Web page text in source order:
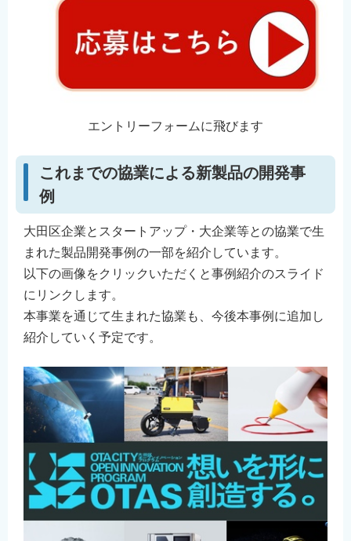
エントリーフォームに飛びます
これまでの協業による新製品の開発事
例
大田区企業とスタートアップ・大企業等との協業で生
まれた製品開発事例の一部を紹介しています。
以下の画像をクリックいただくと事例紹介のスライド
にリンクします。
本事業を通じて生まれた協業も、今後本事例に追加し
紹介していく予定です。